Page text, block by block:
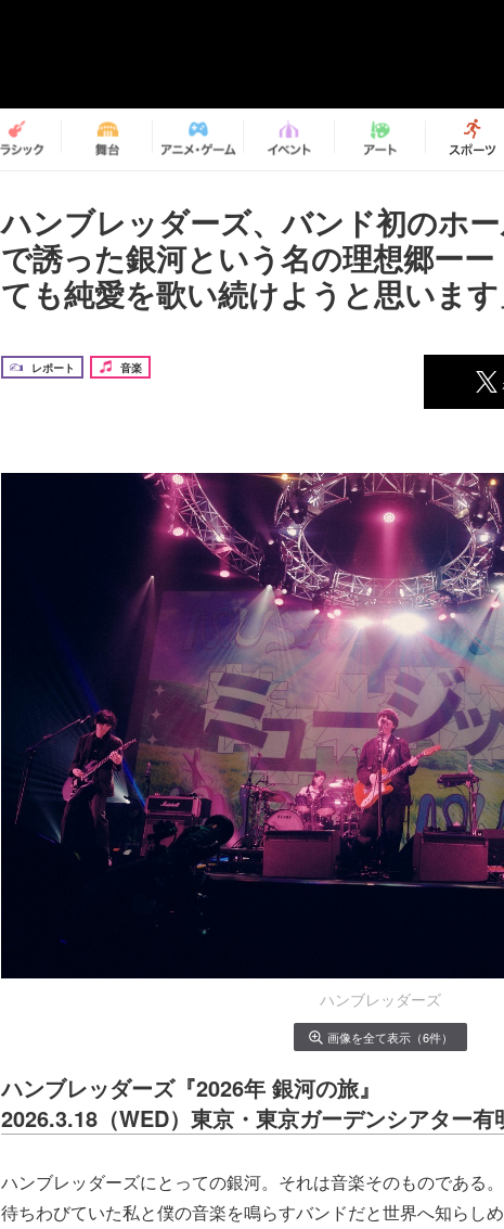
ハンブレッダーズ、バンド初のホ
で誘った銀河という名の理想郷ー
ても純愛を歌い続けようと思います
レポート 音楽
ハンブレッダーズ
画像を全て表示（6件）
ハンブレッダーズ『2026年 銀河の旅』
2026.3.18（WED）東京・東京ガーデンシアター有
ハンブレッダーズにとっての銀河。それは音楽そのものである
待ちわびていた私と僕の音楽を鳴らすバンドだと世界へ知らし